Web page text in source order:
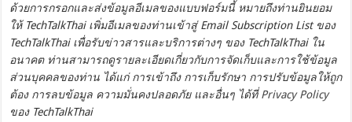
ด้วยการกรอกและส่งข้อมูลอีเมลของแบบฟอร์มนี้ หมายถึงท่านยินยอม
ให้ TechTalkThai เพิ่มอีเมลของท่านเข้าสู่ Email Subscription List ของ
TechTalkThai เพื่อรับข่าวสารและบริการต่างๆ ของ TechTalkThai ใน
อนาคต ท่านสามารถดูรายละเอียดเกี่ยวกับการจัดเก็บและการใช้ข้อมูล
ส่วนบุคคลของท่าน ได้แก่ การเข้าถึง การเก็บรักษา การปรับข้อมูลให้ถูก
ต้อง การลบข้อมูล ความมั่นคงปลอดภัย และอื่นๆ ได้ที่Privacy Policy
ของ TechTalkThai